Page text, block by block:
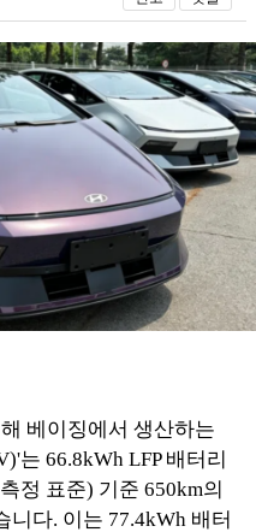
베이징에서 생산하는
는 66.8kWh LFP 배터리
정 표준) 기준 650km의
다. 이는 77.4kWh 배터